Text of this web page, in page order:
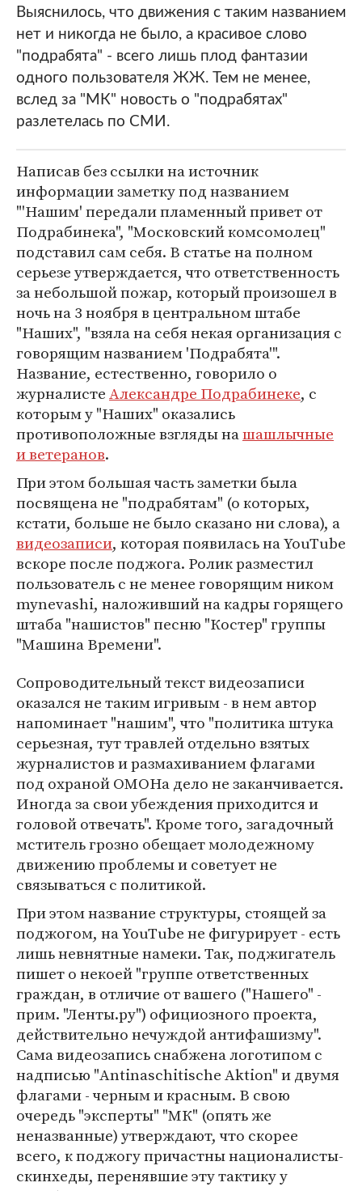
Выяснилось, что движения с таким названием
нет и никогда не было, а красивое слово
"подрабята" - всего лишь плод фантазии
одного пользователя ЖЖ. Тем не менее,
вслед за "МК" новость о "подрабятах"
разлетелась по СМИ.
Написав без ссылки на источник
информации заметку под названием
"'Нашим' передали пламенный привет от
Подрабинека", "Московский комсомолец"
подставил сам себя. В статье на полном
серьезе утверждается, что ответственность
за небольшой пожар, который произошел в
ночь на 3 ноября в центральном штабе
"Наших", "взяла на себя некая организация с
говорящим названием 'Подрабята'".
Название, естественно, говорило о
журналистеАлександре Подрабинеке, с
которым у "Наших" оказались
противоположные взгляды нашашлычные
и ветеранов.
При этом большая часть заметки была
посвящена не "подрабятам" (о которых,
кстати, больше не было сказано ни слова), а
видеозаписи, которая появилась на YouTube
вскоре после поджога. Ролик разместил
пользователь с не менее говорящим ником
mynevashi, наложивший на кадры горящего
штаба "нашистов" песню "Костер" группы
"Машина Времени".
Сопроводительный текст видеозаписи
оказался не таким игривым - в нем автор
напоминает "нашим", что "политика штука
серьезная, тут травлей отдельно взятых
журналистов и размахиванием флагами
под охраной ОМОНа дело не заканчивается.
Иногда за свои убеждения приходится и
головой отвечать". Кроме того, загадочный
мститель грозно обещает молодежному
движению проблемы и советует не
связываться с политикой.
При этом название структуры, стоящей за
поджогом, на YouTube не фигурирует - есть
лишь невнятные намеки. Так, поджигатель
пишет о некоей "группе ответственных
граждан, в отличие от вашего ("Нашего" -
прим. "Ленты.ру") официозного проекта,
действительно нечуждой антифашизму".
Сама видеозапись снабжена логотипом с
надписью "Antinaschitische Aktion" и двумя
флагами - черным и красным. В свою
очередь "эксперты" "МК" (опять же
неназванные) утверждают, что скорее
всего, к поджогу причастны националисты-
скинхеды, перенявшие эту тактику у